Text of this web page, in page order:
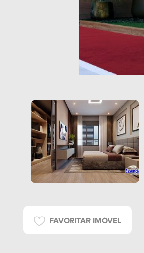
FAVORITAR IMÓVEL